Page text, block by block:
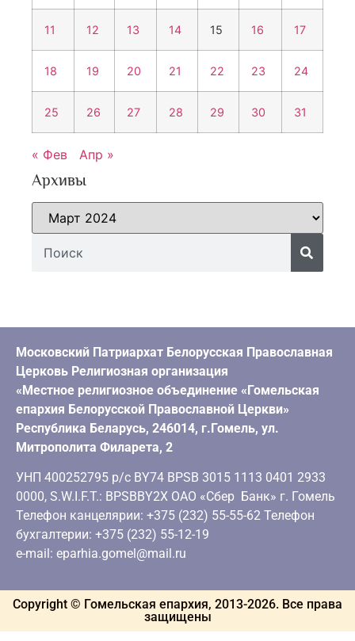
11 12 13 14 15 16 17
18 19 20 21 22 23 24
25 26 27 28 29 30 31
« Фев Апр »
Архивы
Московский Патриархат Белорусская Православная
Церковь Религиозная организация
«Местное религиозное объединение «Гомельская
епархия Белорусской Православной Церкви»
Республика Беларусь, 246014, г.Гомель, ул.
Митрополита Филарета, 2
УНП 400252795 р/с BY74 BPSB 3015 1113 0401 2933
0000, S.W.I.F.T.: BPSBBY2X ОАО «Сбер Банк» г. Гомель
Телефон канцелярии: +375 (232) 55-55-62 Телефон
бухгалтерии: +375 (232) 55-12-19
e-mail: eparhia.gomel@mail.ru
Copyright © Гомельская епархия, 2013-2026. Все права
защищены